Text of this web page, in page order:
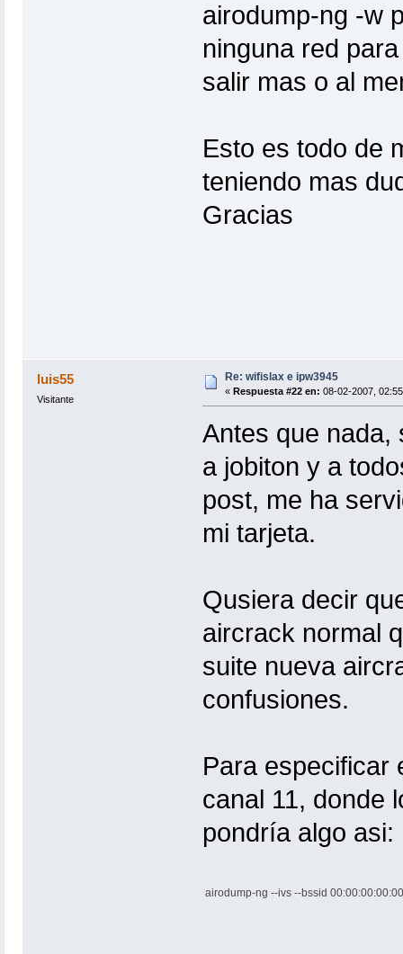
airodump-ng -w
ninguna red
salir mas o al
Esto es todo de
teniendo mas
Gracias
luis55
Visitante
Re: wifislax e ipw3945
« Respuesta #22 en: 08-02-2007,
Antes que nada,
a jobiton y a
post, me ha
mi tarjeta.
Qusiera decir
aircrack normal
suite nueva
confusiones.
Para especificar
canal 11, donde
pondría algo asi:
airodump-ng --ivs --bssid